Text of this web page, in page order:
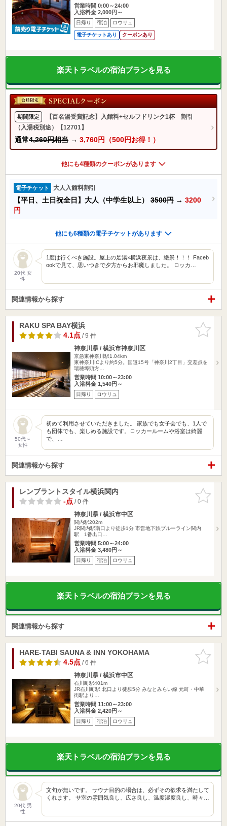
営業時間 0:00～24:00
入浴料金 2,000円～
日帰り 宿泊 ロウリュ
電子チケットあり クーポンあり
楽天トラベルの宿泊プランを見る
期間限定
【百名湯受賞記念】入館料+セルフドリンク1杯 割引
（入湯税別途）【12701】
通常4,260円相当 → 3,760円（500円お得！）
他にも4種類のクーポンがあります
電子チケット 大人入館料割引
【平日、土日祝全日】大人（中学生以上） 3500円 → 3200
円
他にも6種類の電子チケットがあります
20代 女
性
1度は行くべき施設。屋上の足湯×横浜夜景は、絶景！！！ Faceb
ookで見て、思いつきで夕方からお邪魔しました。 ロッカ…
関連情報から探す
お気に入
りに追加
RAKU SPA BAY横浜
4.1点/ 9 件
神奈川県 / 横浜市神奈川区
京急東神奈川駅1.04km
東神奈川ICより約5分。国道15号「神奈川2丁目」交差点を
瑞穂埠頭方…
営業時間 10:00～23:00
入浴料金 1,540円～
日帰り ロウリュ
50代～
女性
初めて利用させていただきました。 家族でも女子会でも、1人で
も団体でも、楽しめる施設です。ロッカールームや浴室は綺麗
で、…
関連情報から探す
お気に入
りに追加
レンブラントスタイル横浜関内
-点/ 0 件
神奈川県 / 横浜市中区
関内駅202m
JR関内駅南口より徒歩1分 市営地下鉄ブルーライン関内
駅 1番出口…
営業時間 5:00～24:00
入浴料金 3,480円～
日帰り 宿泊 ロウリュ
楽天トラベルの宿泊プランを見る
関連情報から探す
お気に入
りに追加
HARE-TABI SAUNA & INN YOKOHAMA
4.5点/ 6 件
神奈川県 / 横浜市中区
石川町駅401m
JR石川町駅 北口より徒歩5分 みなとみらい線 元町・中華
街駅より…
営業時間 11:00～23:00
入浴料金 2,420円～
日帰り 宿泊 ロウリュ
楽天トラベルの宿泊プランを見る
20代 男
性
文句が無いです。 サウナ目的の場合は、必ずその欲求を満たして
くれます。 サ室の雰囲気良し、広さ良し、温度湿度良し、時々…